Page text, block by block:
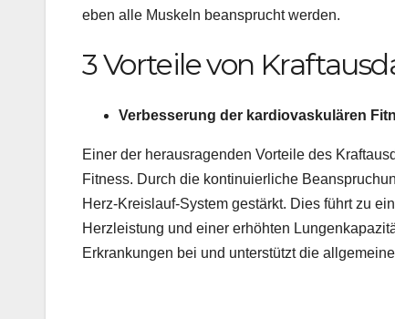
eben alle Muskeln beansprucht werden.
3 Vorteile von
Verbesserung der kardiovaskulären
Einer der herausragenden Vorteile des
Fitness. Durch die kontinuierliche
Herz-Kreislauf-System gestärkt. Dies führt zu
Herzleistung und einer erhöhten
Erkrankungen bei und unterstützt die